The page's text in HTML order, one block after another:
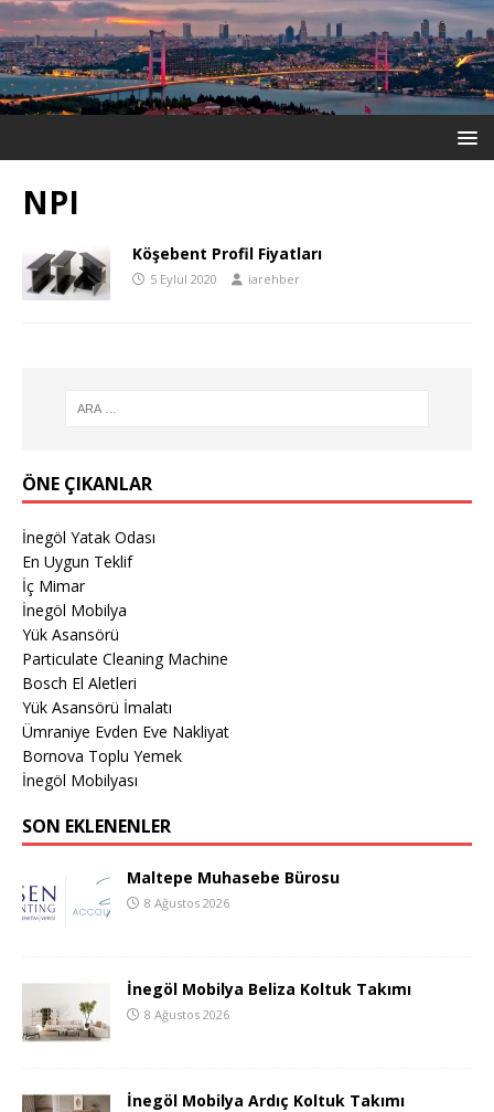
NPI
Köşebent Profil Fiyatları
5 Eylül 2020 iarehber
ÖNE ÇIKANLAR
İnegöl Yatak Odası
En Uygun Teklif
İç Mimar
İnegöl Mobilya
Yük Asansörü
Particulate Cleaning Machine
Bosch El Aletleri
Yük Asansörü İmalatı
Ümraniye Evden Eve Nakliyat
Bornova Toplu Yemek
İnegöl Mobilyası
SON EKLENENLER
Maltepe Muhasebe Bürosu
8 Ağustos 2026
İnegöl Mobilya Beliza Koltuk Takımı
8 Ağustos 2026
İnegöl Mobilya Ardıç Koltuk Takımı